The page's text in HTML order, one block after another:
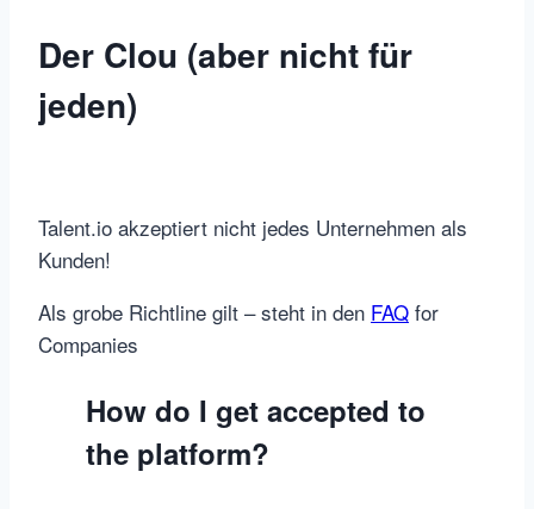
Der Clou (aber nicht für
jeden)
Talent.io akzeptiert nicht jedes Unternehmen als
Kunden!
Als grobe Richtline gilt – steht in den FAQ for
Companies
How do I get accepted to
the platform?